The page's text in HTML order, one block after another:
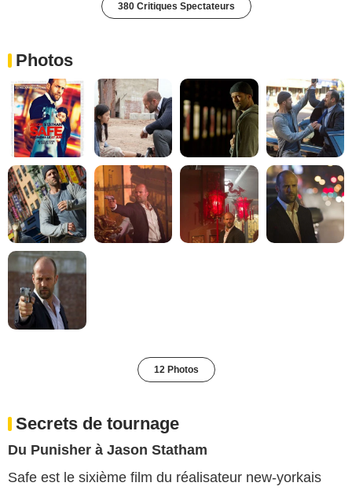
380 Critiques Spectateurs
Photos
12 Photos
Secrets de tournage
Du Punisher à Jason Statham
Safe est le sixième film du réalisateur new-yorkais